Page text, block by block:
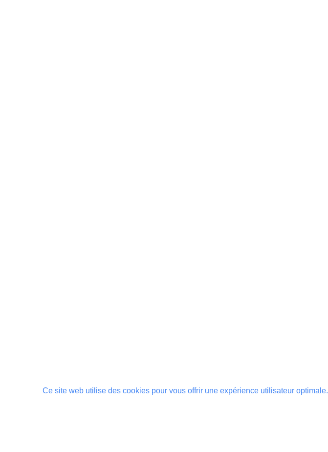
Ce site web utilise des cookies pour vous offrir une expérience utilisateur optimale.